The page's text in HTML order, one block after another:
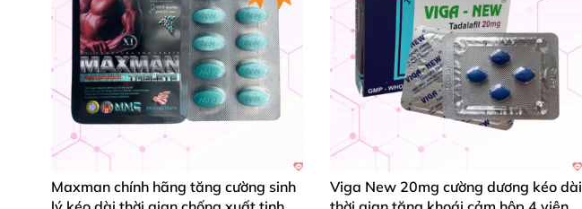
Maxman chính hãng tăng cường sinh
Viga New 20mg cường dương kéo dài